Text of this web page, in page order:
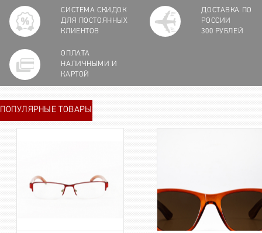
СИСТЕМА СКИДОК
ДЛЯ ПОСТОЯННЫХ
КЛИЕНТОВ
ДОСТАВКА ПО
РОССИИ
300 РУБЛЕЙ
ОПЛАТА
НАЛИЧНЫМИ И
КАРТОЙ
ПОПУЛЯРНЫЕ ТОВАРЫ